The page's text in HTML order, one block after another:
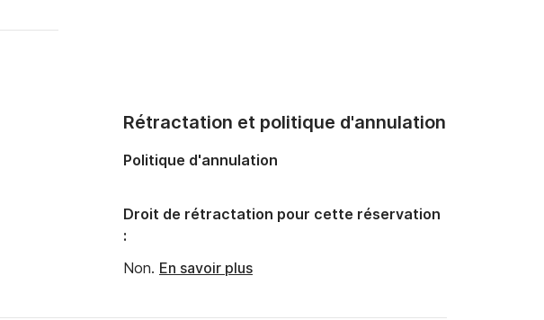
Rétractation et politique d'annulation
Politique d'annulation
Droit de rétractation pour cette réservation
:
Non. En savoir plus